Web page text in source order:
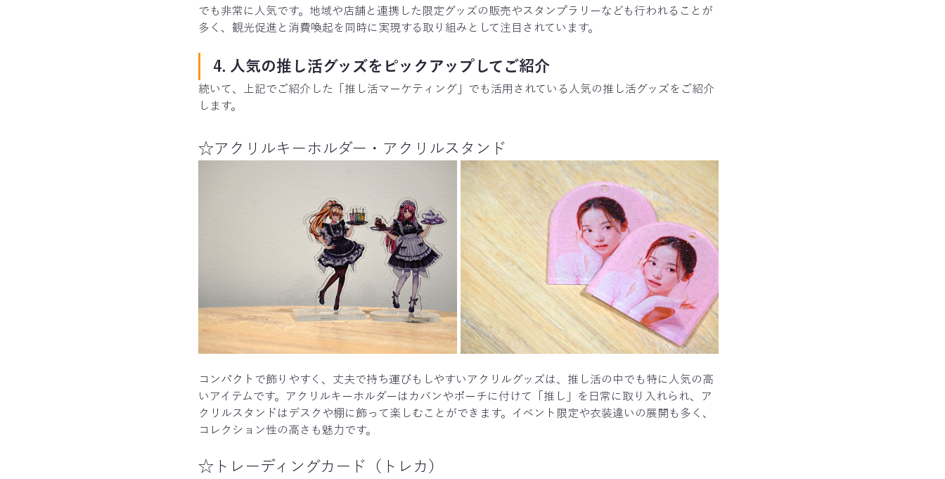
でも非常に人気です。地域や店舗と連携した限定グッズの販売やスタンプラリーなども行われることが
多く、観光促進と消費喚起を同時に実現する取り組みとして注目されています。
4. 人気の推し活グッズをピックアップしてご紹介
続いて、上記でご紹介した「推し活マーケティング」でも活用されている人気の推し活グッズをご紹介
します。
☆アクリルキーホルダー・アクリルスタンド
コンパクトで飾りやすく、丈夫で持ち運びもしやすいアクリルグッズは、推し活の中でも特に人気の高
いアイテムです。アクリルキーホルダーはカバンやポーチに付けて「推し」を日常に取り入れられ、ア
クリルスタンドはデスクや棚に飾って楽しむことができます。イベント限定や衣装違いの展開も多く、
コレクション性の高さも魅力です。
☆トレーディングカード（トレカ）